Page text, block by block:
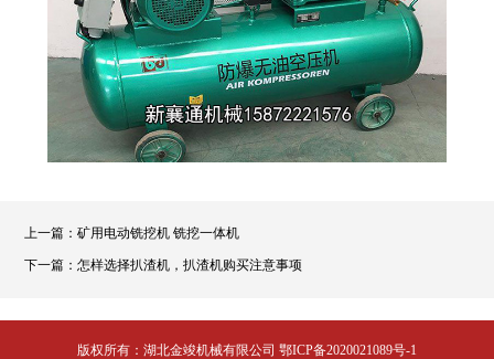
上一篇：矿用电动铣挖机 铣挖一体机
下一篇：怎样选择扒渣机​，扒渣机购买注意事项
版权所有：湖北金竣机械有限公司 鄂ICP备2020021089号-1